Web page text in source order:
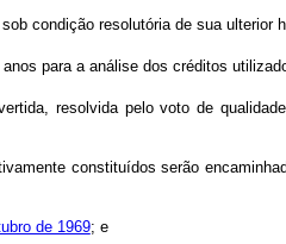
condição resolutória de sua ulterior
para a análise dos créditos
resolvida pelo voto de
constituídos serão
de 1969; e